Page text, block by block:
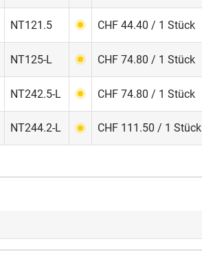
NT121.5 CHF 44.40 / 1 Stück
NT125-L CHF 74.80 / 1 Stück
NT242.5-L CHF 74.80 / 1 Stück
NT244.2-L CHF 111.50 / 1 Stück